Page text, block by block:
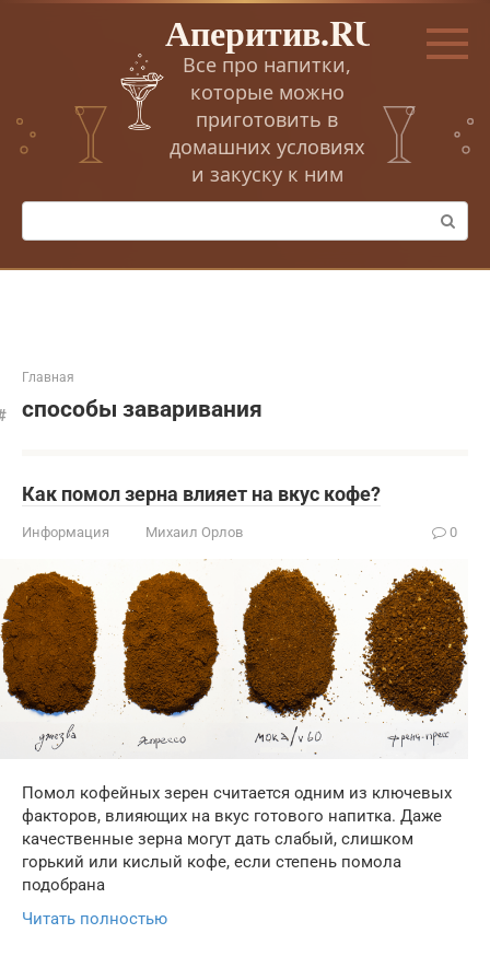
Перейти
Аперитив.RU
Все про напитки,
которые можно
приготовить в
домашних условиях
и закуску к ним
Поиск:
Главная
способы заваривания
Как помол зерна влияет на вкус кофе?
Информация Михаил Орлов 0
Помол кофейных зерен считается одним из ключевых
факторов, влияющих на вкус готового напитка. Даже
качественные зерна могут дать слабый, слишком
горький или кислый кофе, если степень помола
подобрана
Читать полностью